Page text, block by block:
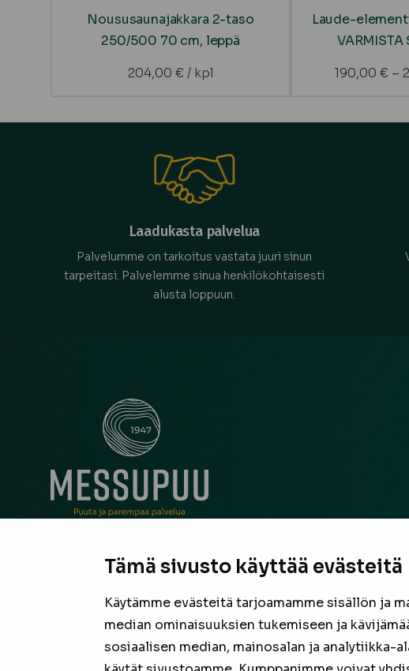
Tämä sivusto käyttää evästeitä
Käytämme evästeitä tarjoamamme sisällön ja
median ominaisuuksien tukemiseen ja
sosiaalisen median, mainosalan ja analytiikka-
Noususaunajakkara 2-taso
250/500 70 cm, leppä
204,00 € / kpl
Laude-
VARMISTA
190,00 € –
Laadukasta palvelua
Palvelumme on tarkoitus vastata juuri sinun
tarpeitasi. Palvelemme sinua henkilökohtaisesti
alusta loppuun.
neuvonantaja Pirkanmaalla jo vuodesta 1947. Oli kyse
suurista hankkeista tai pienestä pintaremontista, laaja ja
laadukas valikoima sekä asiantunteva henkilökunta ovat
valmiina tarjoamaan parhaan puutavaran jokaiseen